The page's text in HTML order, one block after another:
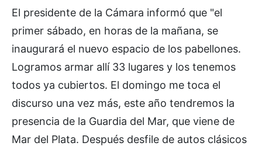
El presidente de la Cámara informó que "el
primer sábado, en horas de la mañana, se
inaugurará el nuevo espacio de los pabellones.
Logramos armar allí 33 lugares y los tenemos
todos ya cubiertos. El domingo me toca el
discurso una vez más, este año tendremos la
presencia de la Guardia del Mar, que viene de
Mar del Plata. Después desfile de autos clásicos